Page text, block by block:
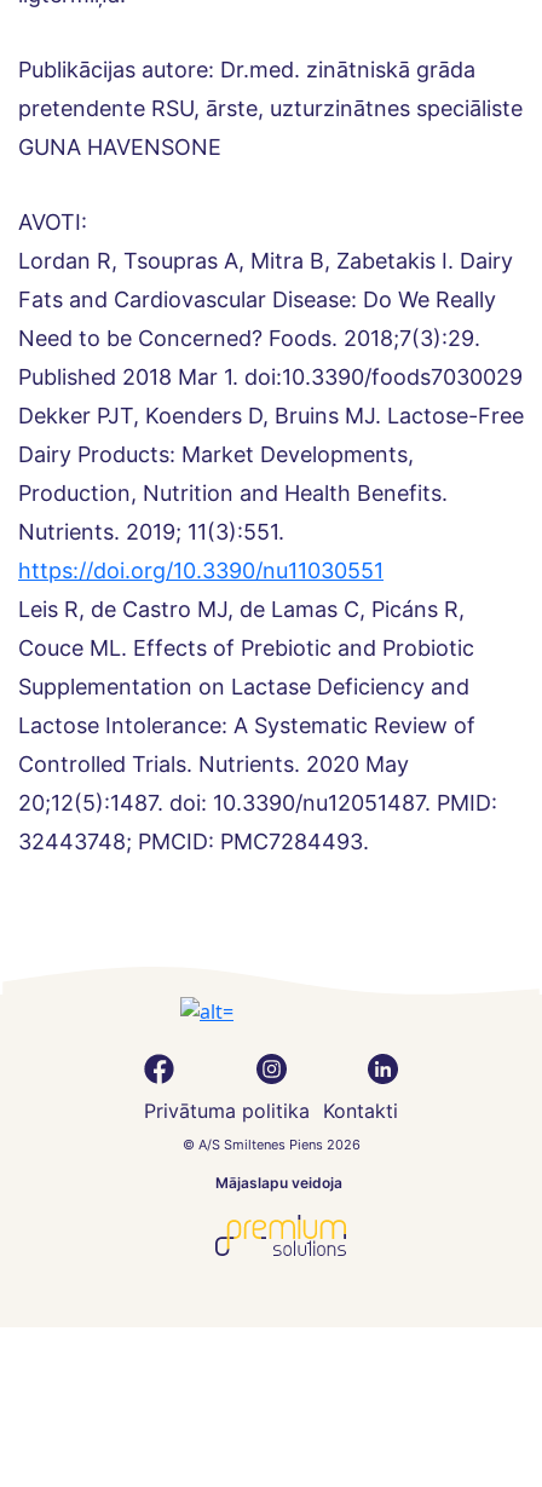
Publikācijas autore: Dr.med. zinātniskā grāda
pretendente RSU, ārste, uzturzinātnes speciāliste
GUNA HAVENSONE
AVOTI:
Lordan R, Tsoupras A, Mitra B, Zabetakis I. Dairy
Fats and Cardiovascular Disease: Do We Really
Need to be Concerned? Foods. 2018;7(3):29.
Published 2018 Mar 1. doi:10.3390/foods7030029
Dekker PJT, Koenders D, Bruins MJ. Lactose-Free
Dairy Products: Market Developments,
Production, Nutrition and Health Benefits.
Nutrients. 2019; 11(3):551.
https://doi.org/10.3390/nu11030551
Leis R, de Castro MJ, de Lamas C, Picáns R,
Couce ML. Effects of Prebiotic and Probiotic
Supplementation on Lactase Deficiency and
Lactose Intolerance: A Systematic Review of
Controlled Trials. Nutrients. 2020 May
20;12(5):1487. doi: 10.3390/nu12051487. PMID:
32443748; PMCID: PMC7284493.
Privātuma politika Kontakti
© A/S Smiltenes Piens 2026
Mājaslapu veidoja